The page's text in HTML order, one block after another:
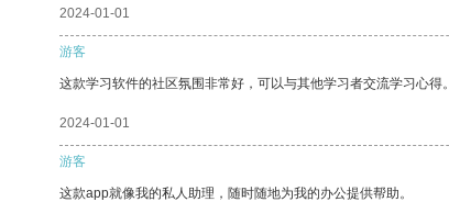
2024-01-01
游客
这款学习软件的社区氛围非常好，可以与其他学习者交流学习心得。
2024-01-01
游客
这款app就像我的私人助理，随时随地为我的办公提供帮助。